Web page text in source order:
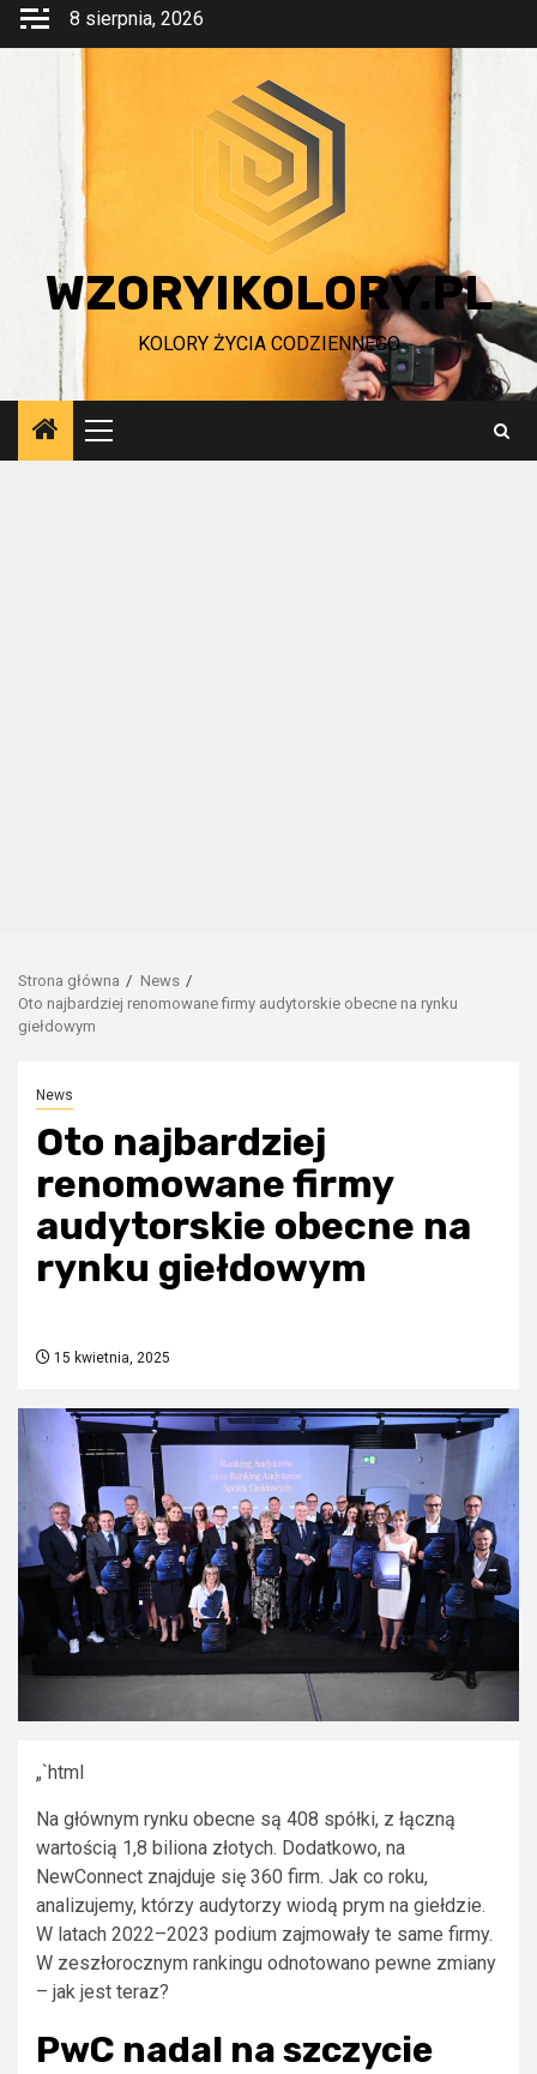
Przejdź
8 sierpnia, 2026
WZORYIKOLORY.PL
KOLORY ŻYCIA CODZIENNEGO
Menu
główne
Strona główna
News
Oto najbardziej renomowane firmy audytorskie obecne na rynku
giełdowym
News
Oto najbardziej
renomowane firmy
audytorskie obecne na
rynku giełdowym
15 kwietnia, 2025
„`html
Na głównym rynku obecne są 408 spółki, z łączną
wartością 1,8 biliona złotych. Dodatkowo, na
NewConnect znajduje się 360 firm. Jak co roku,
analizujemy, którzy audytorzy wiodą prym na giełdzie.
W latach 2022–2023 podium zajmowały te same firmy.
W zeszłorocznym rankingu odnotowano pewne zmiany
– jak jest teraz?
PwC nadal na szczycie